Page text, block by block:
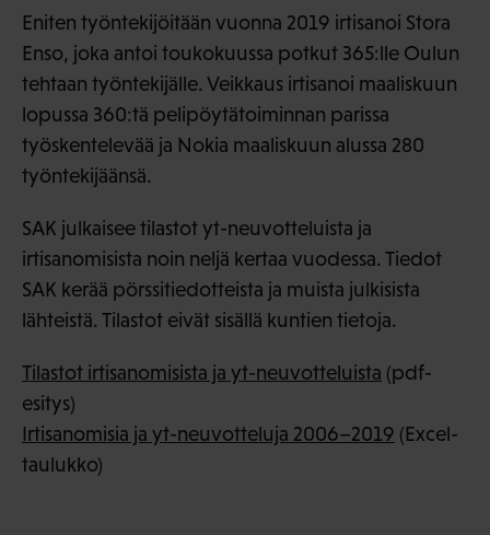
Eniten työntekijöitään vuonna 2019 irtisanoi Stora
Enso, joka antoi toukokuussa potkut 365:lle Oulun
tehtaan työntekijälle. Veikkaus irtisanoi maaliskuun
lopussa 360:tä pelipöytätoiminnan parissa
työskentelevää ja Nokia maaliskuun alussa 280
työntekijäänsä.
SAK julkaisee tilastot yt-neuvotteluista ja
irtisanomisista noin neljä kertaa vuodessa. Tiedot
SAK kerää pörssitiedotteista ja muista julkisista
lähteistä. Tilastot eivät sisällä kuntien tietoja.
Tilastot irtisanomisista ja yt-neuvotteluista (pdf-
esitys)
Irtisanomisia ja yt-neuvotteluja 2006–2019 (Excel-
taulukko)